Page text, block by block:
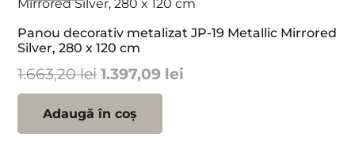
Panou decorativ metalizat JP-19 Metallic Mirrored
Silver, 280 x 120 cm
1.663,20leiPrețul
inițial
a
fost:
1.397,09 lei
Adaugă în coș